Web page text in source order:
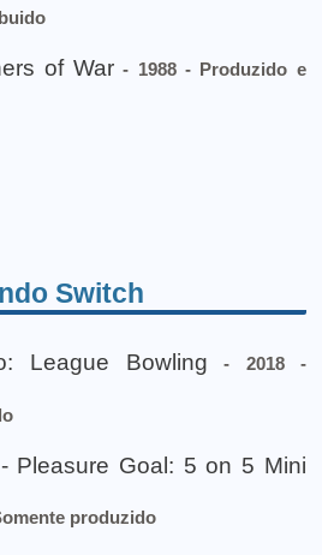
of War - 1988 - Produzido e
Switch
League Bowling - 2018 -
Pleasure Goal: 5 on 5 Mini
produzido